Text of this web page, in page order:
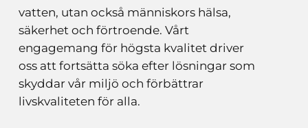
vatten, utan också människors hälsa,
säkerhet och förtroende. Vårt
engagemang för högsta kvalitet driver
oss att fortsätta söka efter lösningar som
skyddar vår miljö och förbättrar
livskvaliteten för alla.